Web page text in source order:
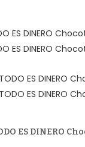
ES DINERO